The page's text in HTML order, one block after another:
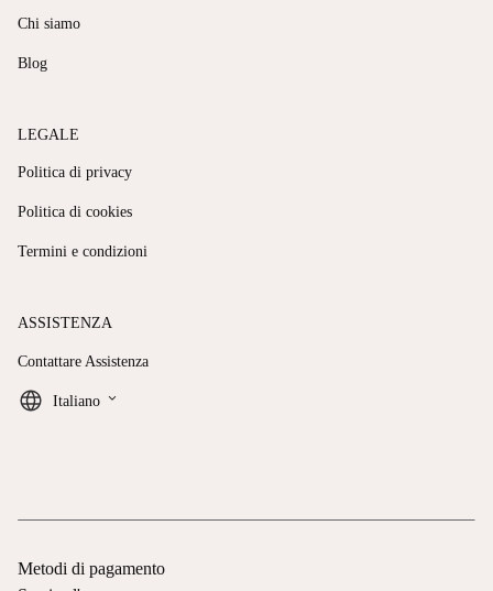
Chi siamo
Blog
LEGALE
Politica di privacy
Politica di cookies
Termini e condizioni
ASSISTENZA
Contattare Assistenza
Italiano keyboard_arrow_down
Metodi di pagamento